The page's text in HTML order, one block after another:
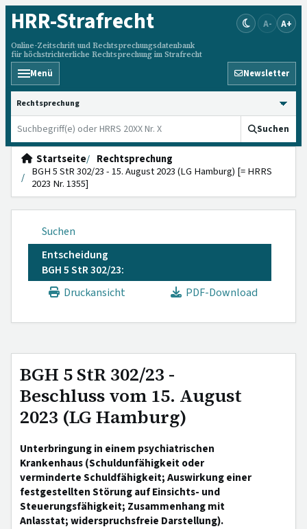
HRR-Strafrecht
Online-Zeitschrift und Rechtsprechungsdatenbank
für höchstrichterliche Rechtsprechung im Strafrecht
A- A+
Menü Newsletter
HRRS durchsuchen
Suchen
Startseite
Rechtsprechung
BGH 5 StR 302/23 - 15. August 2023 (LG Hamburg) [= HRRS
2023 Nr. 1355]
Suchen
Entscheidung
BGH 5 StR 302/23:
Druckansicht
PDF-Download
BGH 5 StR 302/23 -
Beschluss vom 15. August
2023 (LG Hamburg)
Unterbringung in einem psychiatrischen
Krankenhaus (Schuldunfähigkeit oder
verminderte Schuldfähigkeit; Auswirkung einer
festgestellten Störung auf Einsichts- und
Steuerungsfähigkeit; Zusammenhang mit
Anlasstat; widerspruchsfreie Darstellung).